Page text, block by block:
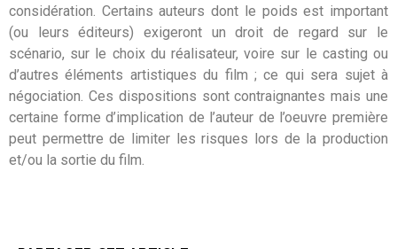
considération. Certains auteurs dont le poids est important
(ou leurs éditeurs) exigeront un droit de regard sur le
scénario, sur le choix du réalisateur, voire sur le casting ou
d’autres éléments artistiques du film ; ce qui sera sujet à
négociation. Ces dispositions sont contraignantes mais une
certaine forme d’implication de l’auteur de l’oeuvre première
peut permettre de limiter les risques lors de la production
et/ou la sortie du film.